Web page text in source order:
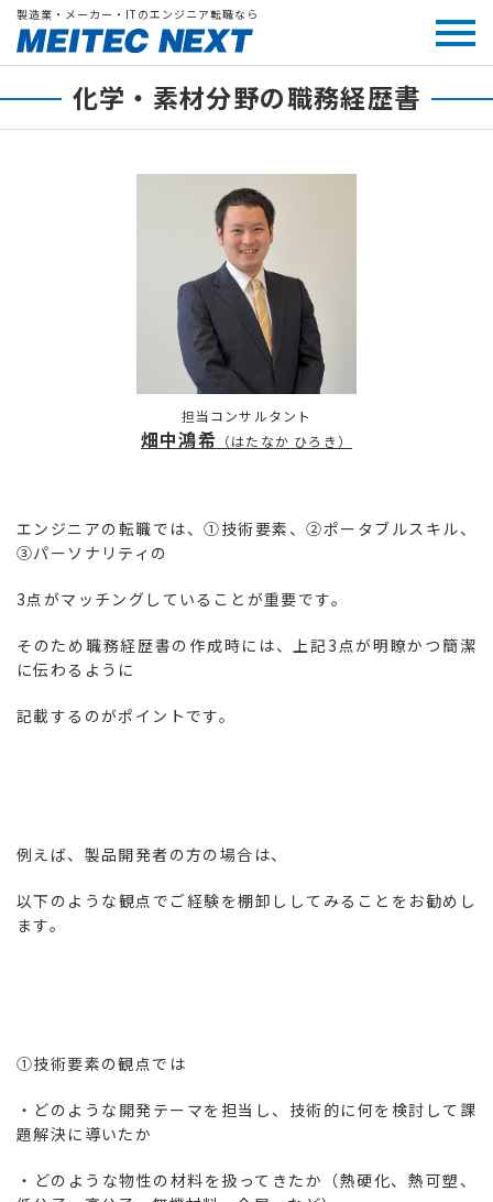
製造業・メーカー・ITのエンジニア転職なら
化学・素材分野の職務経歴書
担当コンサルタント
畑中鴻希 （はたなか ひろき）
エンジニアの転職では、①技術要素、②ポータブルスキル、
③パーソナリティの
3点がマッチングしていることが重要です。
そのため職務経歴書の作成時には、上記3点が明瞭かつ簡潔
に伝わるように
記載するのがポイントです。
例えば、製品開発者の方の場合は、
以下のような観点でご経験を棚卸ししてみることをお勧めし
ます。
①技術要素の観点では
・どのような開発テーマを担当し、技術的に何を検討して課
題解決に導いたか
・どのような物性の材料を扱ってきたか（熱硬化、熱可塑、